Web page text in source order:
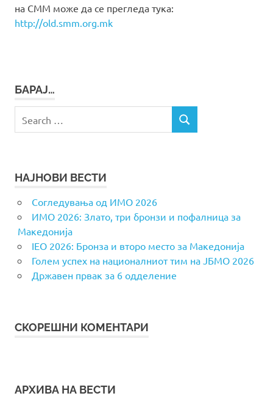
на СММ може да се прегледа тука:
http://old.smm.org.mk
БАРАЈ…
for:
SEARCH
НАЈНОВИ ВЕСТИ
Согледувања од ИМО 2026
ИМО 2026: Злато, три бронзи и пофалница за
Македонија
IEO 2026: Бронза и второ место за Македонија
Голем успех на националниот тим на ЈБМО 2026
Државен првак за 6 одделение
СКОРЕШНИ КОМЕНТАРИ
АРХИВА НА ВЕСТИ